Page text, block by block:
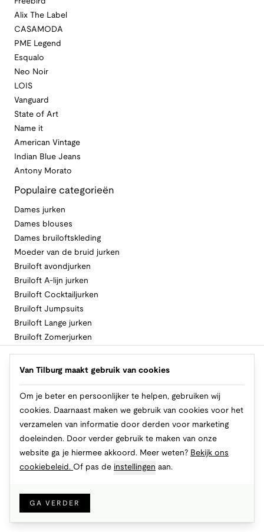
Freebird
Alix The Label
CASAMODA
PME Legend
Esqualo
Neo Noir
LOIS
Vanguard
State of Art
Name it
American Vintage
Indian Blue Jeans
Antony Morato
Populaire categorieën
Dames jurken
Dames blouses
Dames bruiloftskleding
Moeder van de bruid jurken
Bruiloft avondjurken
Bruiloft A-lijn jurken
Bruiloft Cocktailjurken
Bruiloft Jumpsuits
Bruiloft Lange jurken
Bruiloft Zomerjurken
Volg Van Tilburg
Cookies
Van Tilburg maakt gebruik van cookies
Om je beter en persoonlijker te helpen, gebruiken wij
cookies. Daarnaast maken we gebruik van cookies voor het
verzamelen van informatie door derden voor marketing
doeleinden. Door verder gebruik te maken van onze
website ga je hiermee akkoord. Meer weten? Bekijk ons
cookiebeleid. Of pas de instellingen aan.
GA VERDER